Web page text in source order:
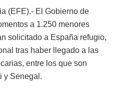
(EFE).- El Gobierno de
a 1.250 menores
solicitado a España refugio,
tras haber llegado a las
entre los que son
y Senegal.